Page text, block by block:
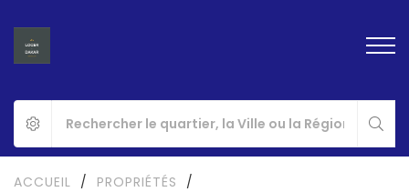
ACCUEIL / PROPRIÉTÉS
/